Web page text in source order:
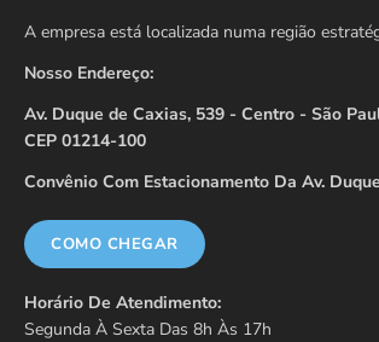
A empresa está localizada numa região
Nosso Endereço:
Av. Duque de Caxias, 539 - Centro - São
CEP 01214-100
Convênio Com Estacionamento Da Av.
COMO CHEGAR
Horário De Atendimento:
Segunda À Sexta Das 8h Às 17h